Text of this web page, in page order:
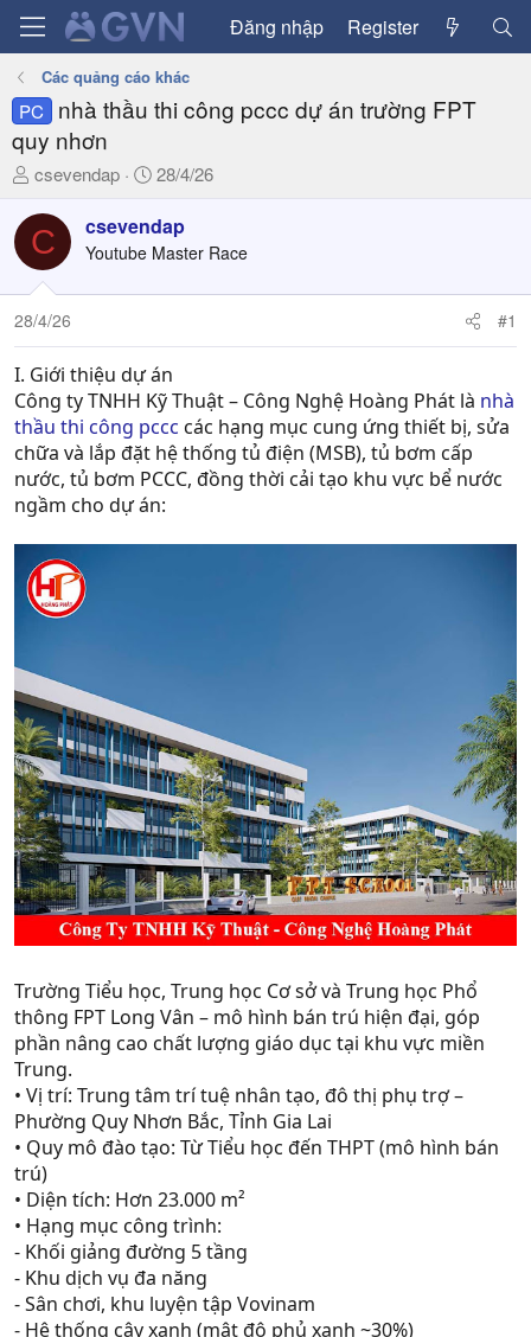
Đăng nhập Register
Các quảng cáo khác
PC
nhà thầu thi công pccc dự án trường FPT
quy nhơn
T
r
e
a
d
s
t
a
r
t
e
r
csevendap
N
à
y
ử
28/4/26
C csevendap
Youtube Master Race
28/4/26 #1
I. Giới thiệu dự án
Công ty TNHH Kỹ Thuật – Công Nghệ Hoàng Phát là nhà
thầu thi công pccc các hạng mục cung ứng thiết bị, sửa
chữa và lắp đặt hệ thống tủ điện (MSB), tủ bơm cấp
nước, tủ bơm PCCC, đồng thời cải tạo khu vực bể nước
ngầm cho dự án:
Trường Tiểu học, Trung học Cơ sở và Trung học Phổ
thông FPT Long Vân – mô hình bán trú hiện đại, góp
phần nâng cao chất lượng giáo dục tại khu vực miền
Trung.
• Vị trí: Trung tâm trí tuệ nhân tạo, đô thị phụ trợ –
Phường Quy Nhơn Bắc, Tỉnh Gia Lai
• Quy mô đào tạo: Từ Tiểu học đến THPT (mô hình bán
trú)
• Diện tích: Hơn 23.000 m²
• Hạng mục công trình:
- Khối giảng đường 5 tầng
- Khu dịch vụ đa năng
- Sân chơi, khu luyện tập Vovinam
- Hệ thống cây xanh (mật độ phủ xanh ~30%)